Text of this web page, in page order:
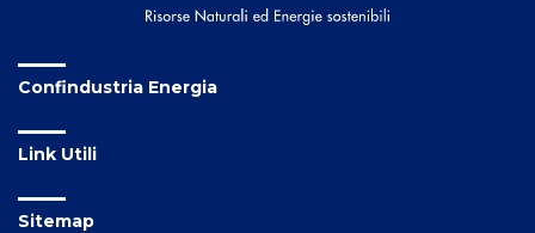
Confindustria Energia
Link Utili
Sitemap